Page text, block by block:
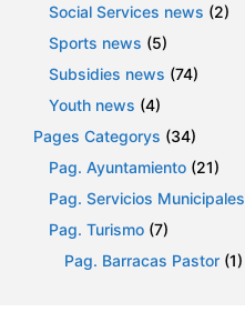
Social Services news (2)
Sports news (5)
Subsidies news (74)
Youth news (4)
Pages Categorys (34)
Pag. Ayuntamiento (21)
Pag. Servicios Municipales
Pag. Turismo (7)
Pag. Barracas Pastor (1)